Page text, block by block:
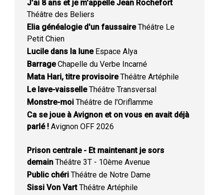
J'ai 8 ans et je m'appelle Jean Rochefort
Théâtre des Beliers
Elia généalogie d'un faussaireThéâtre Le
Petit Chien
Lucile dans la luneEspace Alya
BarrageChapelle du Verbe Incarné
Mata Hari, titre provisoireThéâtre Artéphile
Le lave-vaisselleThéâtre Transversal
Monstre-moi Théâtre de l'Oriflamme
Ca se joue à Avignon et on vous en avait déjà
parlé ! Avignon OFF 2026
Prison centrale - Et maintenant je sors
demain Théâtre 3T - 10ème Avenue
Public chéri Théâtre de Notre Dame
Sissi Von VartThéâtre Artéphile